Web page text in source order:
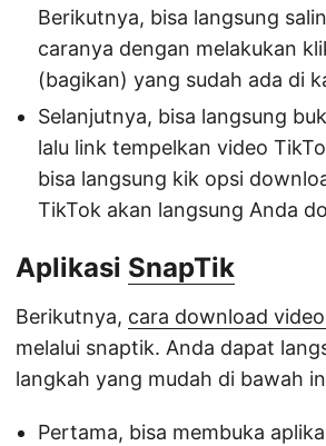
Berikutnya, bisa langsung
caranya dengan melakukan
(bagikan) yang sudah ada di
Selanjutnya, bisa langsung
lalu link tempelkan video
bisa langsung kik opsi
TikTok akan langsung Anda
Aplikasi SnapTik
Berikutnya, cara download
melalui snaptik. Anda dapat
langkah yang mudah di bawah
Pertama, bisa membuka